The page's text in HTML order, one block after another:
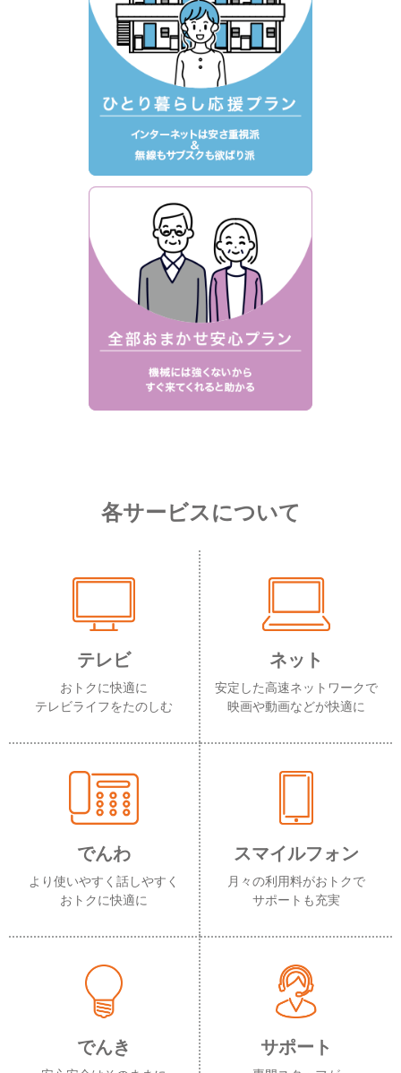
各サービスについて
テレビ
おトクに快適に
テレビライフをたのしむ
ネット
安定した高速ネットワークで
映画や動画などが快適に
でんわ
より使いやすく話しやすく
おトクに快適に
スマイルフォン
月々の利用料がおトクで
サポートも充実
でんき サポート